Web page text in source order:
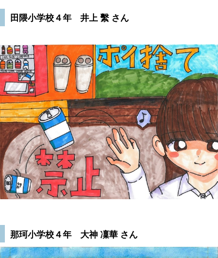
田隈小学校４年 井上 繫 さん
那珂小学校４年 大神 凜華 さん